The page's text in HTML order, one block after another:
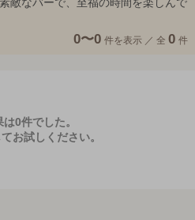
0〜0 件を表示 ／ 全 0 件
0件でした。
お試しください。